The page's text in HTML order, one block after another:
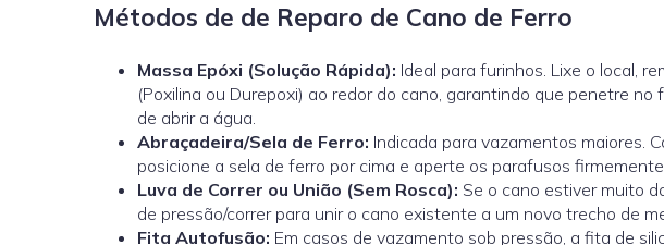
Métodos de de Reparo de Cano de Ferro
Massa Epóxi (Solução Rápida): Ideal para furinhos. Lixe o local,
(Poxilina ou Durepoxi) ao redor do cano, garantindo que penetre
de abrir a água.
Abraçadeira/Sela de Ferro: Indicada para vazamentos maiores.
posicione a sela de ferro por cima e aperte os parafusos firmemente.
Luva de Correr ou União (Sem Rosca): Se o cano estiver muito
de pressão/correrpara unir o cano existente a um novo trecho de
Fita Autofusão: Em casos de vazamento sob pressão, a fita de